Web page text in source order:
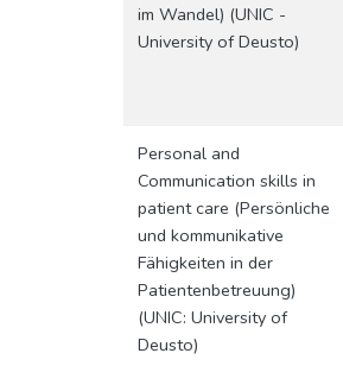
im Wandel) (UNIC -
University of Deusto)
Personal and
Communication skills in
patient care (Persönliche
und kommunikative
Fähigkeiten in der
Patientenbetreuung)
(UNIC: University of
Deusto)